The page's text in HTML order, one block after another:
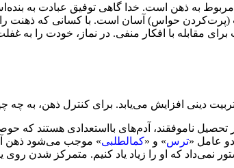
به ذهن است. خدا گاهی توفیق عبادت به
حواس) آسان است. با کسانی که ذهنت را
دینی افزایش می‌یابد. برای کنترل ذهن، به چه
ناموفقند، آدم‌های بااستعدادی هستند که
عامل «ترس» و «کمالطلبی» موجب می‌شود ذهن
نمی‌داد که او را زیاد یاد کنیم. متمرکز شدن